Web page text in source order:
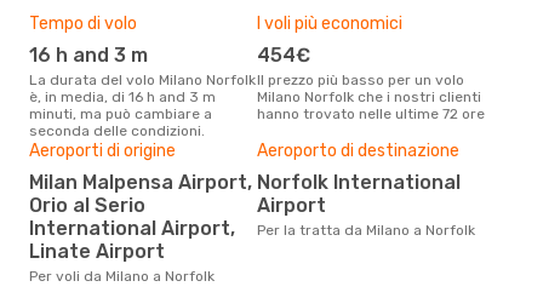
Tempo di volo
16 h and 3 m
La durata del volo Milano Norfolk
è, in media, di 16 h and 3 m
minuti, ma può cambiare a
seconda delle condizioni.
I voli più economici
454€
Il prezzo più basso per un volo
Milano Norfolk che i nostri clienti
hanno trovato nelle ultime 72 ore
Aeroporti di origine
Milan Malpensa Airport,
Orio al Serio
International Airport,
Linate Airport
Per voli da Milano a Norfolk
Aeroporto di destinazione
Norfolk International
Airport
Per la tratta da Milano a Norfolk